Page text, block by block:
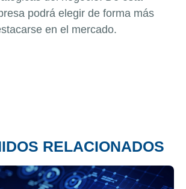
podrá elegir de forma más
en el mercado.
RELACIONADOS